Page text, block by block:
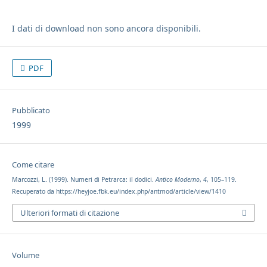
I dati di download non sono ancora disponibili.
PDF
Pubblicato
1999
Come citare
Marcozzi, L. (1999). Numeri di Petrarca: il dodici.Antico Moderno, 4, 105–119.
Recuperato da https://heyjoe.fbk.eu/index.php/antmod/article/view/1410
Ulteriori formati di citazione
Volume